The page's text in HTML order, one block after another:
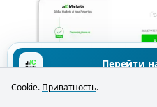
Перейти
Торговля CFD связана с
Cookie. Приватность.